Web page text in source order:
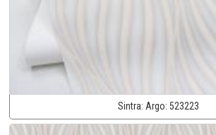
Sintra: Argo: 523223